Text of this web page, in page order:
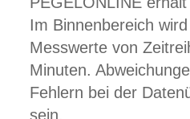
Im Binnenbereich
Messwerte von
Minuten.
Fehlern bei der
sein.